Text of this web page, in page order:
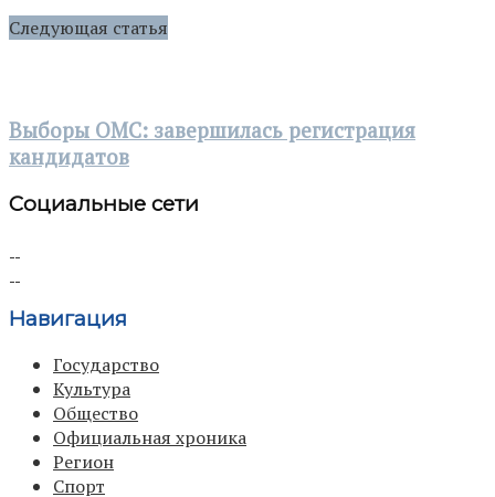
Следующая статья
Выборы ОМС: завершилась регистрация
кандидатов
Социальные сети
Навигация
Государство
Культура
Общество
Официальная хроника
Регион
Спорт